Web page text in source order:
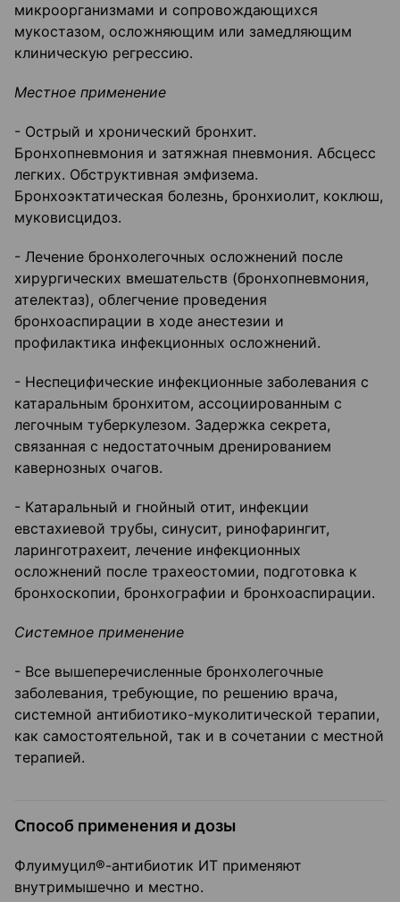
микроорганизмами и сопровождающихся
мукостазом, осложняющим или замедляющим
клиническую регрессию.
Местное применение
- Острый и хронический бронхит.
Бронхопневмония и затяжная пневмония. Абсцесс
легких. Обструктивная эмфизема.
Бронхоэктатическая болезнь, бронхиолит, коклюш,
муковисцидоз.
- Лечение бронхолегочных осложнений после
хирургических вмешательств (бронхопневмония,
ателектаз), облегчение проведения
бронхоаспирации в ходе анестезии и
профилактика инфекционных осложнений.
- Неспецифические инфекционные заболевания с
катаральным бронхитом, ассоциированным с
легочным туберкулезом. Задержка секрета,
связанная с недостаточным дренированием
кавернозных очагов.
- Катаральный и гнойный отит, инфекции
евстахиевой трубы, синусит, ринофарингит,
ларинготрахеит, лечение инфекционных
осложнений после трахеостомии, подготовка к
бронхоскопии, бронхографии и бронхоаспирации.
Системное применение
- Все вышеперечисленные бронхолегочные
заболевания, требующие, по решению врача,
системной антибиотико-муколитической терапии,
как самостоятельной, так и в сочетании с местной
терапией.
Способ применения и дозы
Флуимуцил®-антибиотик ИТ применяют
внутримышечно и местно.